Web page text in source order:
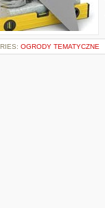
OGRODY TEMATYCZNE